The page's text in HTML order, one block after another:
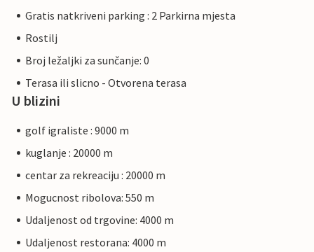
Gratis natkriveni parking : 2 Parkirna mjesta
Rostilj
Broj ležaljki za sunčanje: 0
Terasa ili slicno - Otvorena terasa
U blizini
golf igraliste : 9000 m
kuglanje : 20000 m
centar za rekreaciju : 20000 m
Mogucnost ribolova: 550 m
Udaljenost od trgovine: 4000 m
Udaljenost restorana: 4000 m